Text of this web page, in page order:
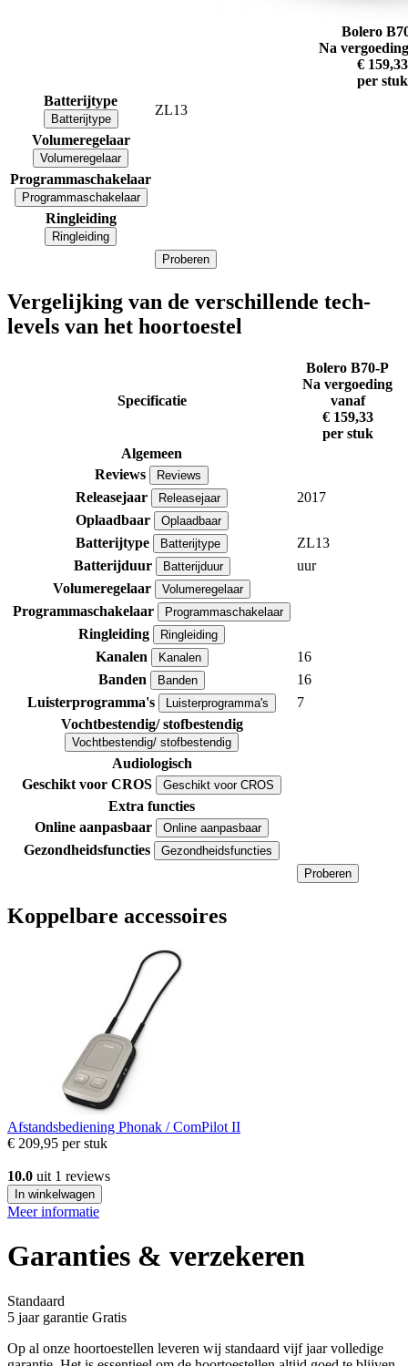
Bolero
Na
€ 159,33
per stuk
Batterijtype
Batterijtype
ZL13
Volumeregelaar
Volumeregelaar
Programmaschakelaar
Programmaschakelaar
Ringleiding
Ringleiding
Proberen
Vergelijking van de verschillende tech-
levels van het hoortoestel
Specificatie
Bolero B70-P
Na vergoeding
vanaf
€ 159,33
per stuk
Algemeen
Reviews
Reviews
Releasejaar Releasejaar
2017
Oplaadbaar
Oplaadbaar
Batterijtype Batterijtype
ZL13
Batterijduur
Batterijduur
uur
Volumeregelaar
Volumeregelaar
Programmaschakelaar Programmaschakelaar
Ringleiding Ringleiding
Kanalen Kanalen
16
Banden
Banden
16
Luisterprogramma's
Luisterprogramma's
7
Vochtbestendig/ stofbestendig
Vochtbestendig/ stofbestendig
Audiologisch
Geschikt voor CROS
Geschikt voor CROS
Extra functies
Online aanpasbaar
Online aanpasbaar
Gezondheidsfuncties
Gezondheidsfuncties
Proberen
Koppelbare accessoires
Afstandsbediening Phonak / ComPilot II
€ 209,95 per stuk
10.0 uit 1 reviews
In winkelwagen
Meer informatie
Garanties & verzekeren
Standaard
5 jaar garantie Gratis
Op al onze hoortoestellen leveren wij standaard vijf jaar volledige